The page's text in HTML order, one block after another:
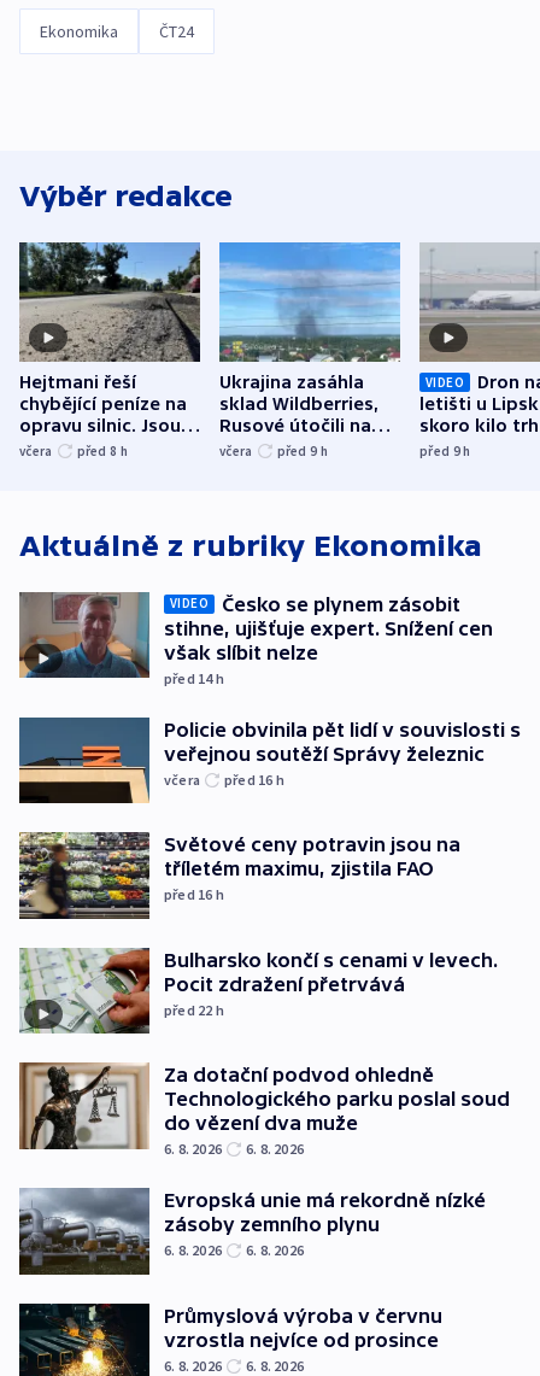
Ekonomika ČT24
Výběr redakce
Hejtmani řeší
chybějící peníze na
opravu silnic. Jsou
nenárokové, namítá
včera před 8 h
Ukrajina zasáhla
sklad Wildberries,
Rusové útočili na
trh, hasiče či
včera před 9 h
VIDEO
Dron
letišti u
skoro kilo
indicie
před 9h
Aktuálně z rubriky Ekonomika
VIDEO
Česko se plynem zásobit
stihne, ujišťuje expert. Snížení cen
však slíbit nelze
před 14h
Policie obvinila pět lidí v souvislosti s
veřejnou soutěží Správy železnic
včera před 16 h
Světové ceny potravin jsou na
tříletém maximu, zjistila FAO
před 16 h
Bulharsko končí s cenami v levech.
Pocit zdražení přetrvává
před 22 h
Za dotační podvod ohledně
Technologického parku poslal soud
do vězení dva muže
6. 8. 2026 6. 8. 2026
Evropská unie má rekordně nízké
zásoby zemního plynu
6. 8. 2026 6. 8. 2026
Průmyslová výroba v červnu
vzrostla nejvíce od prosince
6. 8. 2026 6. 8. 2026